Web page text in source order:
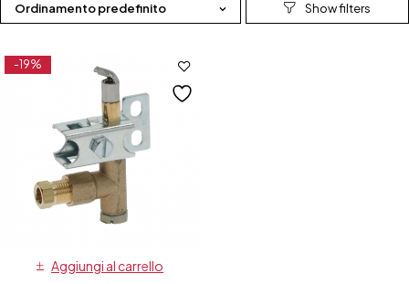
Ordinamento predefinito
-19%
Aggiungi al carrello